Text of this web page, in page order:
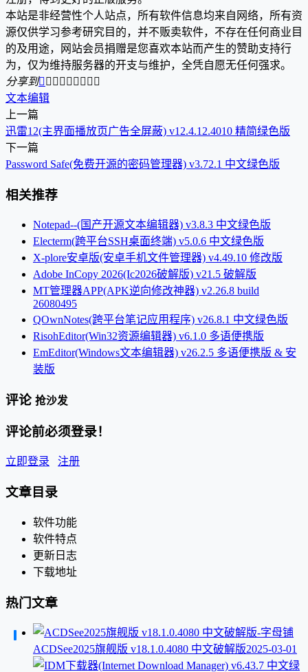
本站是非经营性个人站点，所有软件信息均来自网络，所有资
源仅供学习参考研究目的，并不贩卖软件，不存在任何商业目
的及用途，网站会员捐赠是您喜欢本站而产生的赞助支持行
为，仅为维持服务器的开支与维护，全凭自愿无任何强求。
分享到        
文本编辑
上一篇
迅雷12(主界面播放页广告全屏蔽) v12.4.12.4010 精简绿色版
下一篇
Password Safe(免费开源的密码管理器) v3.72.1 中文绿色版
相关推荐
Notepad--(国产开源文本编辑器) v3.8.3 中文绿色版
Electerm(跨平台SSH桌面终端) v5.0.6 中文绿色版
X-plore安卓版(安卓手机文件管理器) v4.49.10 修改版
Adobe InCopy 2026(Ic2026破解版) v21.5 破解版
MT管理器APP(APK逆向修改神器) v2.26.8 build
26080495
QOwnNotes(跨平台笔记应用程序) v26.8.1 中文绿色版
RisohEditor(Win32资源编辑器) v6.1.0 多语便携版
EmEditor(Windows文本编辑器) v26.2.5 多语便携版 & 安
装版
评论 抢沙发
评论前必须登录！
立即登录 注册
文章目录
软件功能
软件特点
更新日志
下载地址
热门文章
ACDSee2025旗舰版 v18.1.0.4080 中文破解版2025-03-01